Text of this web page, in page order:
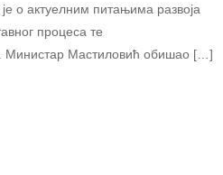
о актуелним питањима развоја
процеса те
Министар Мастиловић обишао […]